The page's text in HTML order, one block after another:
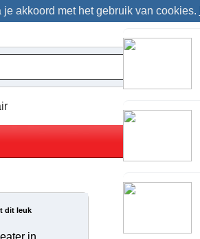
akkoord met het gebruik van cookies.
dit leuk
in